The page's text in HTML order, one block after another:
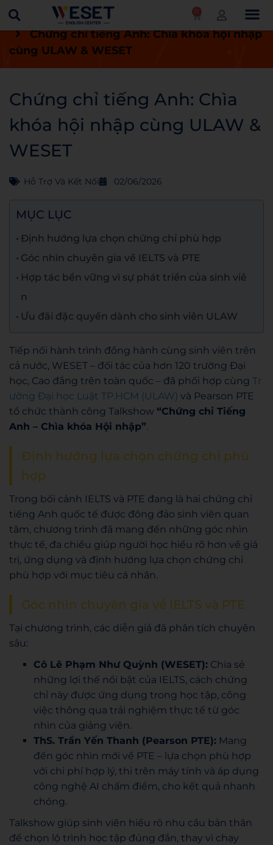
0
Trang chủ Tin tức
Hỗ trợ và kết nối
Chứng chỉ tiếng Anh: Chìa khóa hội nhập
cùng ULAW & WESET
Chứng chỉ tiếng Anh: Chìa
khóa hội nhập cùng ULAW &
WESET
Hỗ Trợ Và Kết Nối 02/06/2026
MỤC LỤC
Định hướng lựa chọn chứng chỉ phù hợp
Góc nhìn chuyên gia về IELTS và PTE
Hợp tác bền vững vì sự phát triển của sinh viê
n
Ưu đãi đặc quyền dành cho sinh viên ULAW
Tiếp nối hành trình đồng hành cùng sinh viên trên
cả nước, WESET – đối tác của hơn 120 trường Đại
học, Cao đẳng trên toàn quốc – đã phối hợp cùng Tr
ường Đại học Luật TP.HCM (ULAW) và Pearson PTE
tổ chức thành công Talkshow “Chứng chỉ Tiếng
Anh – Chìa khóa Hội nhập”.
Định hướng lựa chọn chứng chỉ phù
hợp
Trong bối cảnh IELTS và PTE đang là hai chứng chỉ
tiếng Anh quốc tế được đông đảo sinh viên quan
tâm, chương trình đã mang đến những góc nhìn
thực tế, đa chiều giúp người học hiểu rõ hơn về giá
trị, ứng dụng và định hướng lựa chọn chứng chỉ
phù hợp với mục tiêu cá nhân.
Góc nhìn chuyên gia về IELTS và PTE
Tại chương trình, các diễn giả đã phân tích chuyên
sâu:
Cô Lê Phạm Như Quỳnh (WESET): Chia sẻ
những lợi thế nổi bật của IELTS, cách chứng
chỉ này được ứng dụng trong học tập, công
việc thông qua trải nghiệm thực tế từ góc
nhìn của giảng viên.
ThS. Trần Yến Thanh (Pearson PTE): Mang
đến góc nhìn mới về PTE – lựa chọn phù hợp
với chi phí hợp lý, thi trên máy tính và áp dụng
công nghệ AI chấm điểm, cho kết quả nhanh
chóng.
Talkshow giúp sinh viên hiểu rõ nhu cầu bản thân
để chọn lộ trình học tập đúng đắn, thay vì chạy